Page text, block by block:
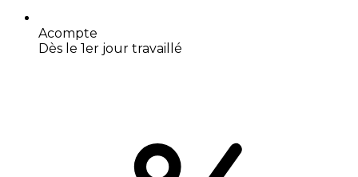
Acompte
Dès le 1er jour travaillé